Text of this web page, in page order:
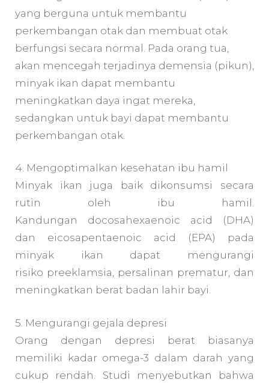
yang berguna untuk membantu
perkembangan otak dan membuat otak
berfungsi secara normal. Pada orang tua,
akan mencegah terjadinya demensia (pikun),
minyak ikan dapat membantu
meningkatkan daya ingat mereka,
sedangkan untuk bayi dapat membantu
perkembangan otak.
4. Mengoptimalkan kesehatan ibu hamil
Minyak ikan juga baik dikonsumsi secara
rutin oleh ibu hamil.
Kandungan docosahexaenoic acid (DHA)
dan eicosapentaenoic acid (EPA) pada
minyak ikan dapat mengurangi
risiko preeklamsia, persalinan prematur, dan
meningkatkan berat badan lahir bayi.
5. Mengurangi gejala depresi
Orang dengan depresi berat biasanya
memiliki kadar omega-3 dalam darah yang
cukup rendah. Studi menyebutkan bahwa